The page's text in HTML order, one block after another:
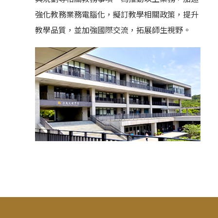
強化教務業務電腦化，擬訂教學相關政策，提升
教學品質，並加強國際交流，拓展師生視野。